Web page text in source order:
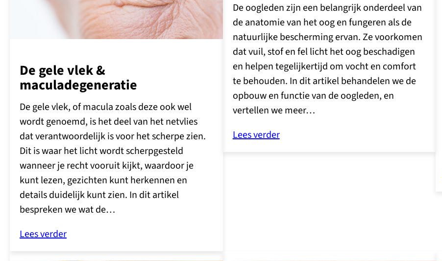
De gele vlek &
maculadegeneratie
De gele vlek, of macula zoals deze ook wel
wordt genoemd, is het deel van het netvlies
dat verantwoordelijk is voor het scherpe zien.
Dit is waar het licht wordt scherpgesteld
wanneer je recht vooruit kijkt, waardoor je
kunt lezen, gezichten kunt herkennen en
details duidelijk kunt zien. In dit artikel
bespreken we wat de…
Lees verder
De oogleden zijn een belangrijk onderdeel van
de anatomie van het oog en fungeren als de
natuurlijke bescherming ervan. Ze voorkomen
dat vuil, stof en fel licht het oog beschadigen
en helpen tegelijkertijd om vocht en comfort
te behouden. In dit artikel behandelen we de
opbouw en functie van de oogleden, en
vertellen we meer…
Lees verder